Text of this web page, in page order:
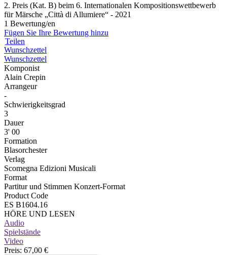
2. Preis (Kat. B) beim 6. Internationalen Kompositionswettbewerb
für Märsche „Città di Allumiere“ - 2021
1 Bewertung/en
Fügen Sie Ihre Bewertung hinzu
Teilen
Wunschzettel
Wunschzettel
Komponist
Alain Crepin
Arrangeur
-
Schwierigkeitsgrad
3
Dauer
3' 00
Formation
Blasorchester
Verlag
Scomegna Edizioni Musicali
Format
Partitur und Stimmen Konzert-Format
Product Code
ES B1604.16
HÖRE UND LESEN
Audio
Spielstände
Video
Preis: 67,00 €